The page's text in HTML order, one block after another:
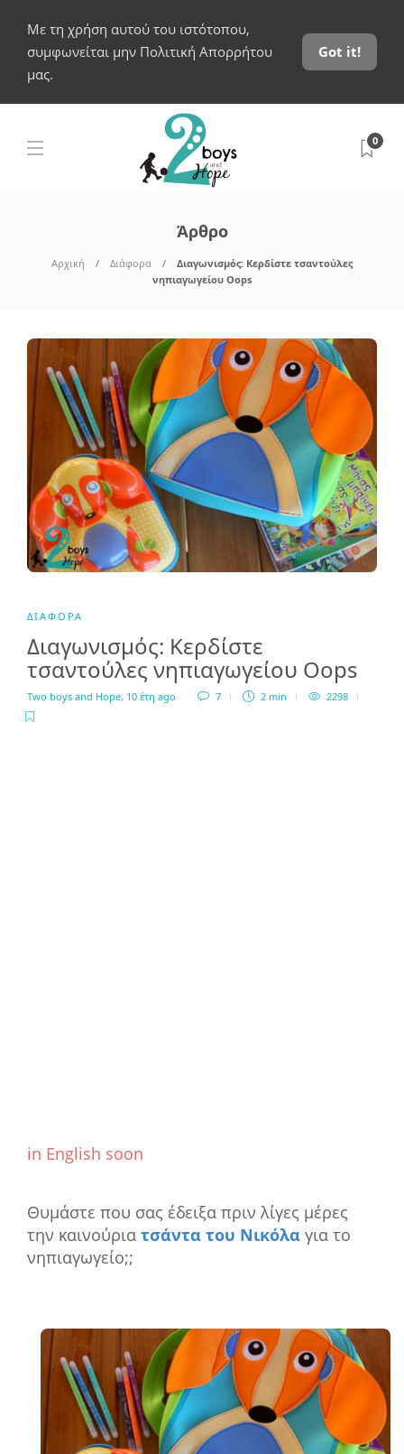
Με τη χρήση αυτού του ιστότοπου,
συμφωνείται μην Πολιτική Απορρήτου
μας.
Got it!
0
Άρθρο
Αρχική Διάφορα
Διαγωνισμός: Κερδίστε τσαντούλες
νηπιαγωγείου Oops
ΔΙΆΦΟΡΑ
Διαγωνισμός: Κερδίστε
τσαντούλες νηπιαγωγείου Oops
Two boys and Hope, 10 έτη ago 7 2 min 2298
in English soon
Θυμάστε που σας έδειξα πριν λίγες μέρες
την καινούρια τσάντα του Νικόλα για το
νηπιαγωγείο;;